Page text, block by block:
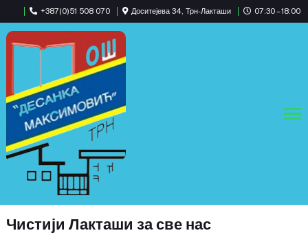
+387(0)51 508 070 Доситејева 34, Трн-Лакташи 07:30 – 18:00
Чистији Лакташи за све нас